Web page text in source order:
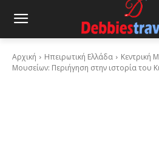
Αρχική Ηπειρωτική Ελλάδα Κεντρική
Μουσείων: Περιήγηση στην ιστορία του